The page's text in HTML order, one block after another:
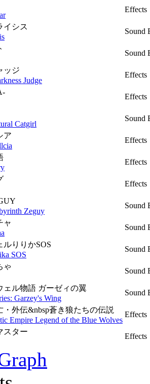
Effects
イシス
Sound
Sound
ッジ
Judge
Effects
Effects
Catgirl
Sound
ア
Effects
Effects
Effects
Zeguy
Sound
ャ
Sound
りりかSOS
SOS
Sound
ゃ
Sound
ェル物語 ガーゼィの翼
Garzey's Wing
Sound
・外伝&nbsp蒼き狼たちの伝説
Empire Legend of the Blue Wolves
Effects
スター
Effects